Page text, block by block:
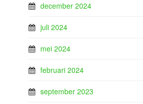
december 2024
juli 2024
mei 2024
februari 2024
september 2023